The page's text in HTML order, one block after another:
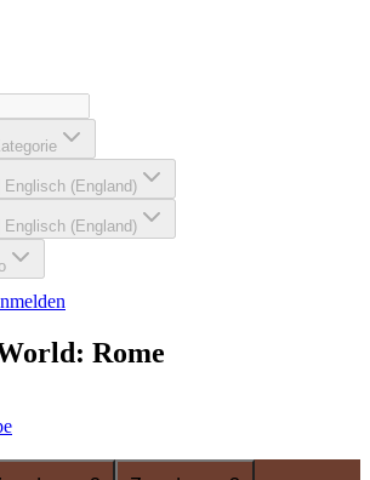
Englisch (England)
Englisch (England)
Rome